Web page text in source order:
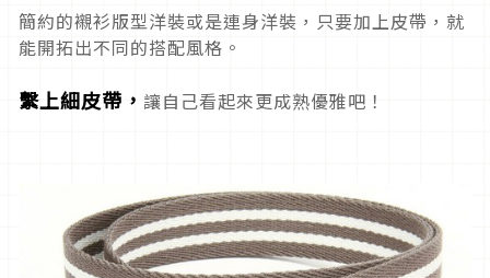
簡約的襯衫版型洋裝或是連身洋裝，只要加上皮帶，就
能開拓出不同的搭配風格。
繫上細皮帶， 讓自己看起來更成熟優雅吧！